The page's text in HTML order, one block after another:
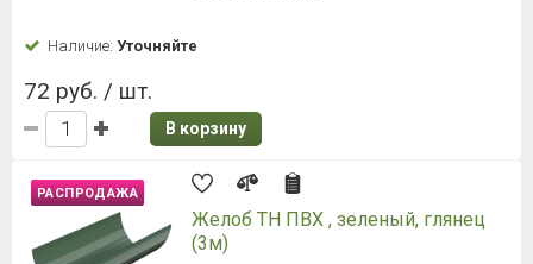
Наличие: Уточняйте
72 руб. / шт.
В корзину
РАСПРОДАЖА
Желоб ТН ПВХ , зеленый, глянец
(3м)